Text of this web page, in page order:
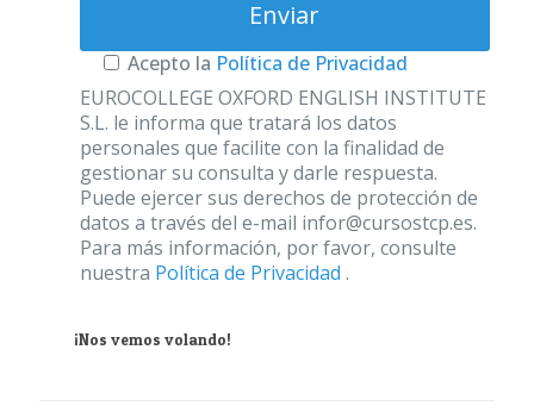
Acepto la Política de Privacidad
EUROCOLLEGE OXFORD ENGLISH INSTITUTE
S.L. le informa que tratará los datos
personales que facilite con la finalidad de
gestionar su consulta y darle respuesta.
Puede ejercer sus derechos de protección de
datos a través del e-mail infor@cursostcp.es.
Para más información, por favor, consulte
nuestra Política de Privacidad .
¡Nos vemos volando!